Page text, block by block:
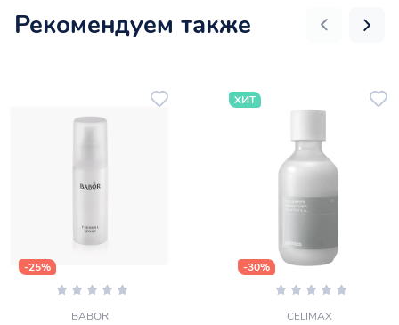
Рекомендуем также
-25%
BABOR
ХИТ
-30%
CELIMAX